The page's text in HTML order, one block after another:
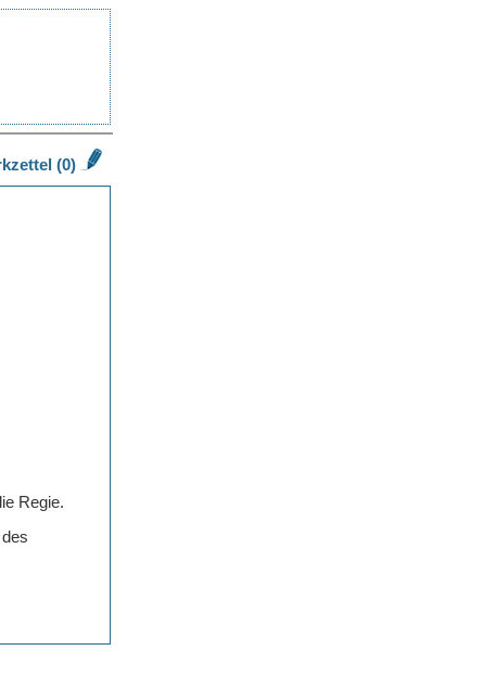
(0)
Regie.